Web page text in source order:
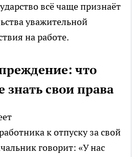
всё чаще признаёт
уважительной
на работе.
что
знать свои права
к отпуску за свой
говорит: «У нас